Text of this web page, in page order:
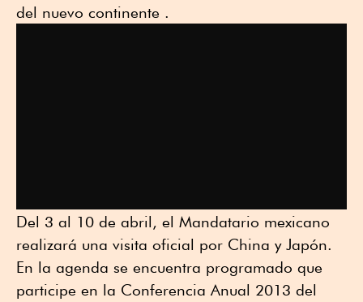
del nuevo continente .
Del 3 al 10 de abril, el Mandatario mexicano
realizará una visita oficial por China y Japón.
En la agenda se encuentra programado que
participe en la Conferencia Anual 2013 del